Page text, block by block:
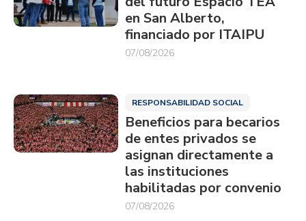
en San Alberto,
financiado por ITAIPU
07/08/2026
RESPONSABILIDAD SOCIAL
Beneficios para becarios
de entes privados se
asignan directamente a
las instituciones
habilitadas por convenio
07/08/2026